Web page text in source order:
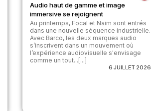
Audio haut de gamme et image
immersive se rejoignent
Au printemps, Focal et Naim sont entrés
dans une nouvelle séquence industrielle.
Avec Barco, les deux marques audio
s’inscrivent dans un mouvement où
l’expérience audiovisuelle s'envisage
comme un tout...[...]
6 JUILLET 2026